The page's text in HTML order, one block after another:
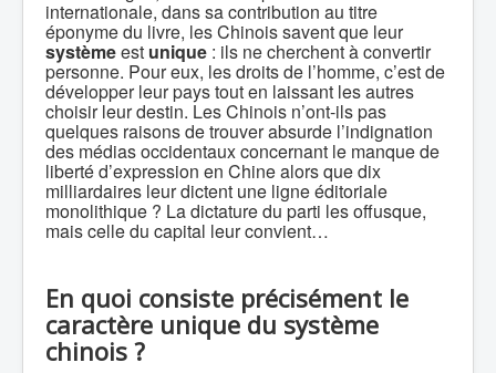
internationale, dans sa contribution au titre
éponyme du livre, les Chinois savent que leur
systèmeest unique : ils ne cherchent à convertir
personne. Pour eux, les droits de l’homme, c’est de
développer leur pays tout en laissant les autres
choisir leur destin. Les Chinois n’ont-ils pas
quelques raisons de trouver absurde l’indignation
des médias occidentaux concernant le manque de
liberté d’expression en Chine alors que dix
milliardaires leur dictent une ligne éditoriale
monolithique ? La dictature du parti les offusque,
mais celle du capital leur convient…
En quoi consiste précisément le
caractère unique du système
chinois ?